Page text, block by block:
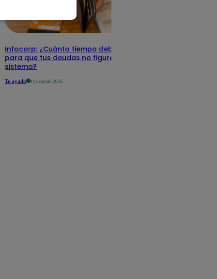
Infocorp: ¿Cuánto tiempo debe pasar
para que tus deudas no figuren en su
sistema?
Te ayudo 11 de junio 2025